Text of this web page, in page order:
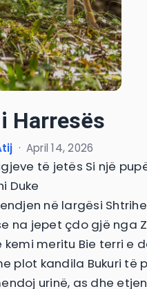
Harresës
· April 14, 2026
të jetës Si një
Duke
në largësi
na jepet çdo gjë nga
kemi meritu Bie terri e
plot kandila Bukuri të
urinë, as dhe